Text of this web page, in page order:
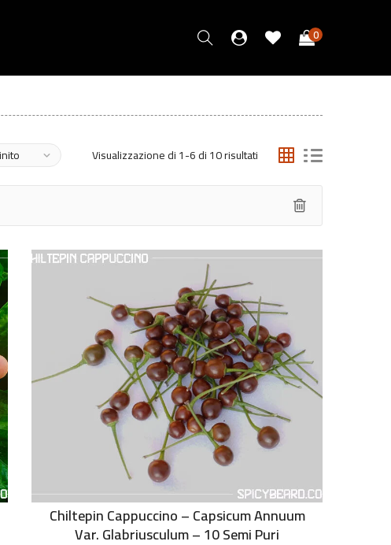
0
Visualizzazione di 1-6 di 10 risultati
Chiltepin Cappuccino – Capsicum Annuum
Var. Glabriusculum – 10 Semi Puri